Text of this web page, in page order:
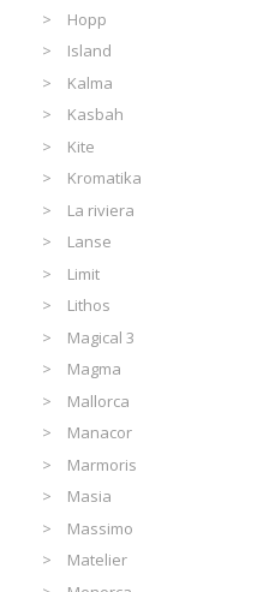
Hopp
Island
Kalma
Kasbah
Kite
Kromatika
La riviera
Lanse
Limit
Lithos
Magical 3
Magma
Mallorca
Manacor
Marmoris
Masia
Massimo
Matelier